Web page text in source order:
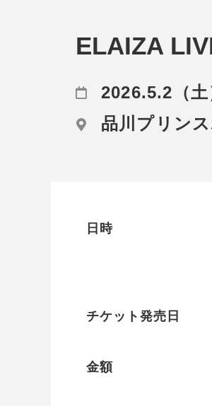
ELAIZA
2026.5.2（土
品川プリン
日時
チケット発売日
金額